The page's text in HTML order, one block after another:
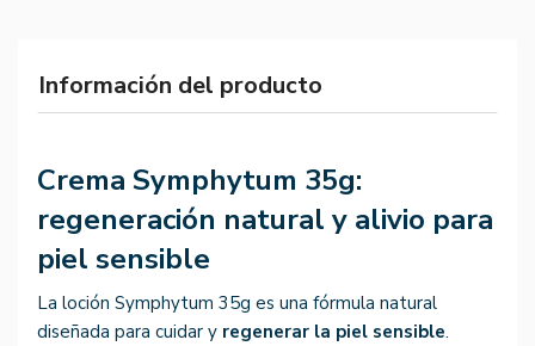
Información del producto
Crema Symphytum 35g:
regeneración natural y alivio para
piel sensible
La loción Symphytum 35g es una fórmula natural
diseñada para cuidar y regenerar la piel sensible.